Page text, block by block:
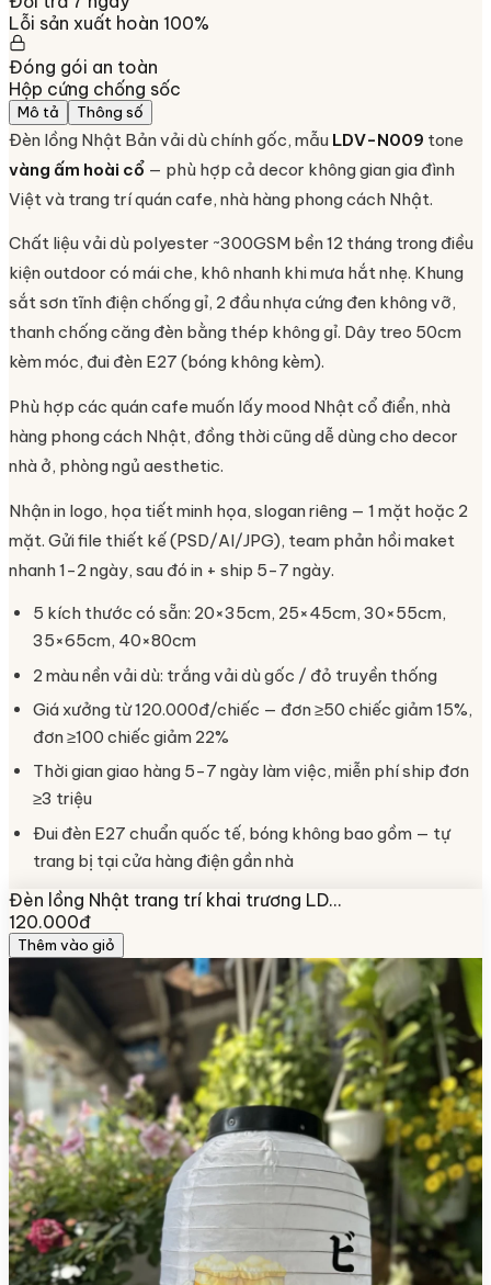
Lỗi sản xuất hoàn 100%
Đóng gói an toàn
Hộp cứng chống sốc
Mô tả Thông số
Đèn lồng Nhật Bản vải dù chính gốc, mẫu LDV-N009 tone
vàng ấm hoài cổ — phù hợp cả decor không gian gia đình
Việt và trang trí quán cafe, nhà hàng phong cách Nhật.
Chất liệu vải dù polyester ~300GSM bền 12 tháng trong điều
kiện outdoor có mái che, khô nhanh khi mưa hắt nhẹ. Khung
sắt sơn tĩnh điện chống gỉ, 2 đầu nhựa cứng đen không vỡ,
thanh chống căng đèn bằng thép không gỉ. Dây treo 50cm
kèm móc, đui đèn E27 (bóng không kèm).
Phù hợp các quán cafe muốn lấy mood Nhật cổ điển, nhà
hàng phong cách Nhật, đồng thời cũng dễ dùng cho decor
nhà ở, phòng ngủ aesthetic.
Nhận in logo, họa tiết minh họa, slogan riêng — 1 mặt hoặc 2
mặt. Gửi file thiết kế (PSD/AI/JPG), team phản hồi maket
nhanh 1-2 ngày, sau đó in + ship 5-7 ngày.
5 kích thước có sẵn: 20×35cm, 25×45cm, 30×55cm,
35×65cm, 40×80cm
2 màu nền vải dù: trắng vải dù gốc / đỏ truyền thống
Giá xưởng từ 120.000đ/chiếc — đơn ≥50 chiếc giảm 15%,
đơn ≥100 chiếc giảm 22%
Thời gian giao hàng 5-7 ngày làm việc, miễn phí ship đơn
≥3 triệu
Đui đèn E27 chuẩn quốc tế, bóng không bao gồm — tự
trang bị tại cửa hàng điện gần nhà
Đèn lồng Nhật trang trí khai trương LD…
120.000đ
Thêm vào giỏ